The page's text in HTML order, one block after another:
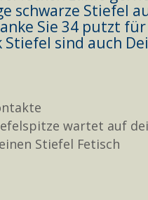
schwarze Stiefel
Sie 34 putzt
Stiefel sind auch
wartet auf
Stiefel Fetisch